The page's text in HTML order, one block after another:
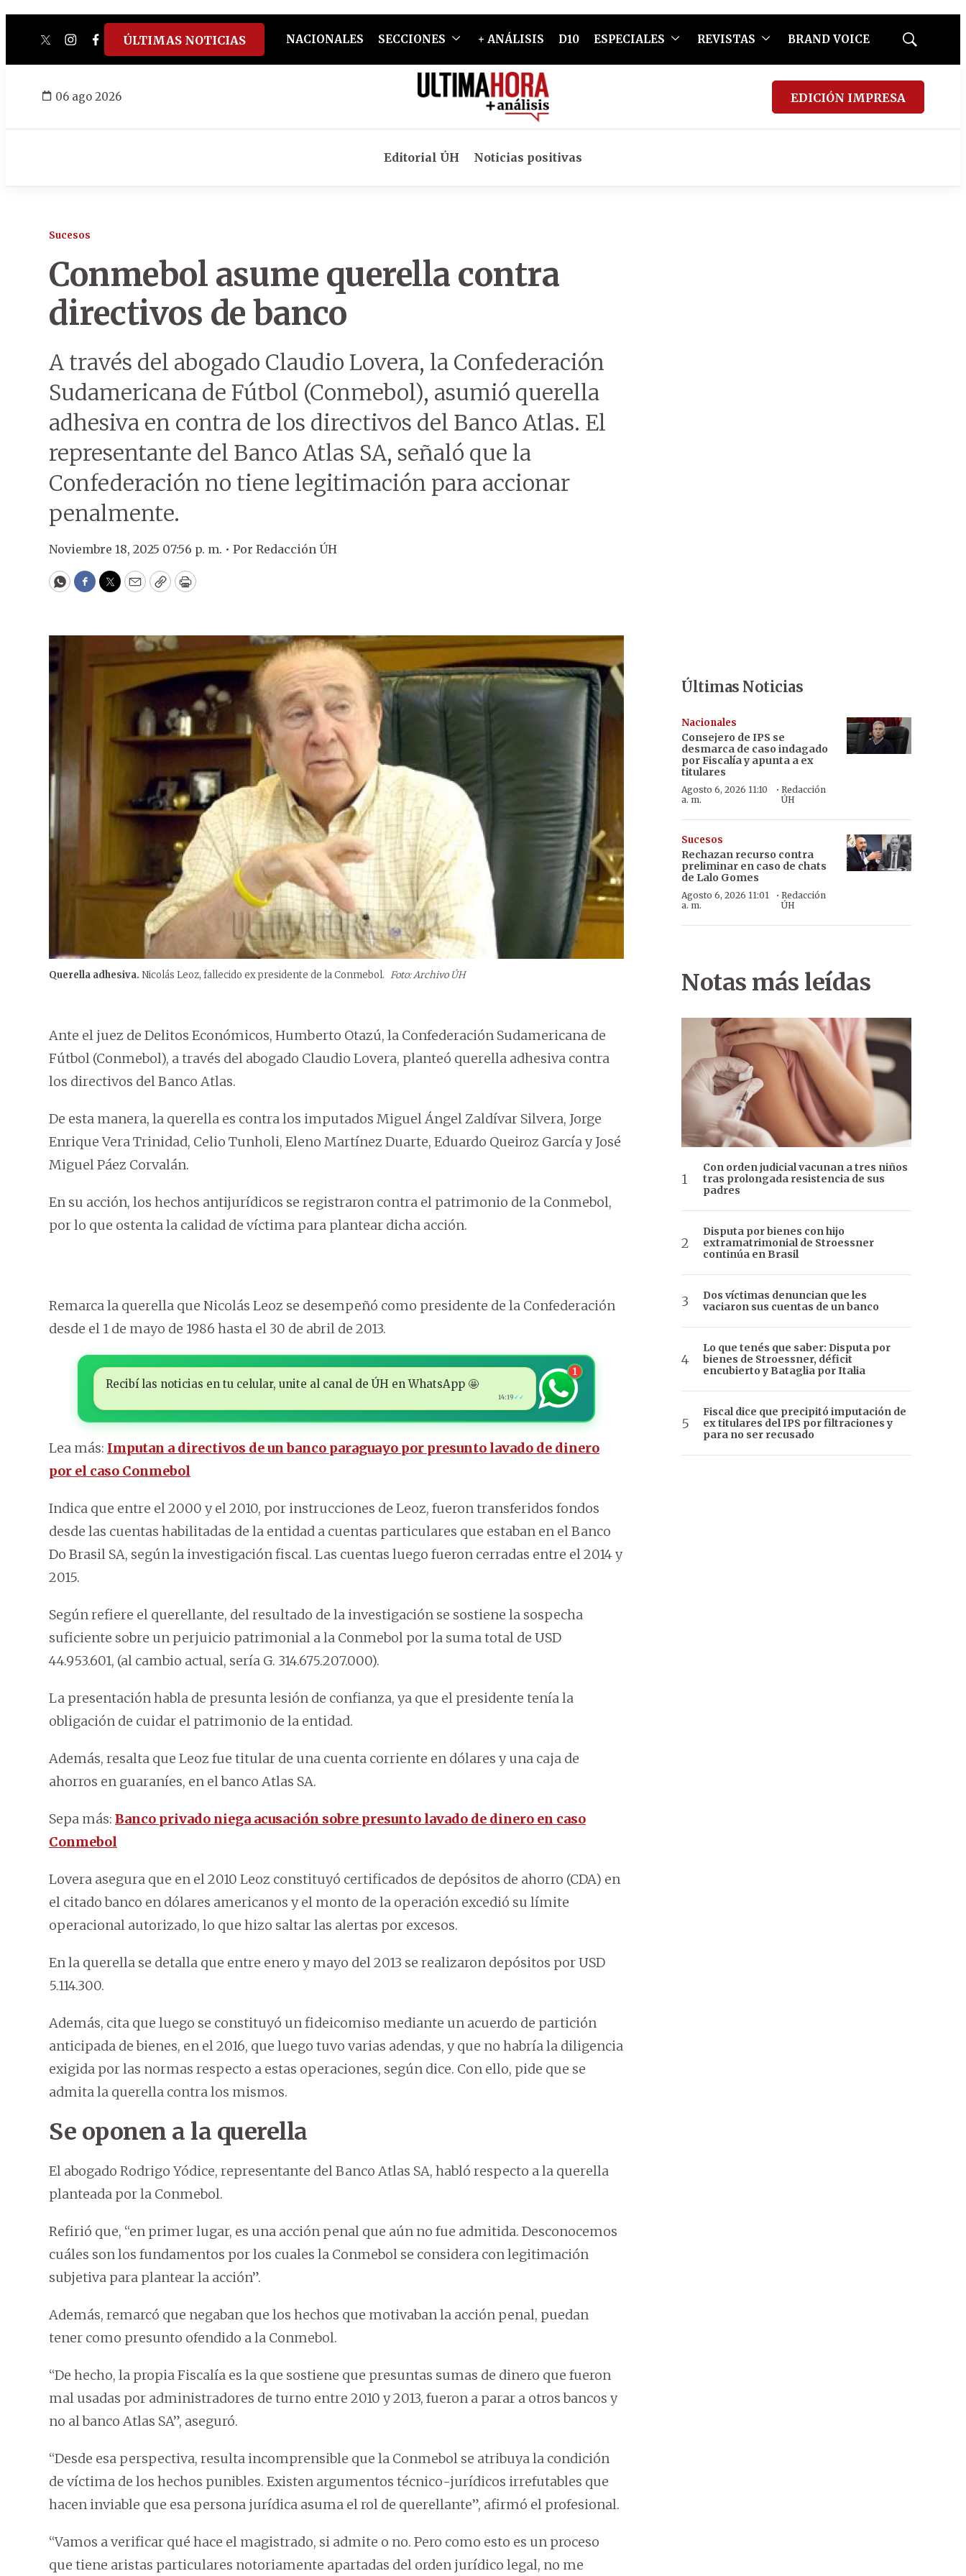
twitterinstagram
facebook
tiktokyoutube
spotify
ÚLTIMAS NOTICIAS NACIONALES SECCIONES + ANÁLISIS D10 ESPECIALES REVISTAS BRAND VOICE
Mostrar
06 ago 2026 EDICIÓN IMPRESA
Editorial ÚH Noticias positivas
Sucesos
Conmebol asume querella contra
directivos de banco
A través del abogado Claudio Lovera, la Confederación
Sudamericana de Fútbol (Conmebol), asumió querella
adhesiva en contra de los directivos del Banco Atlas. El
representante del Banco Atlas SA, señaló que la
Confederación no tiene legitimación para accionar
penalmente.
Noviembre 18, 2025 07:56 p. m. • Por Redacción ÚH
WhatsApp
Facebook
Twitter
EmailCopyPrint
Querella adhesiva. Nicolás Leoz, fallecido ex presidente de la Conmebol. Foto: Archivo ÚH
Ante el juez de Delitos Económicos, Humberto Otazú, la Confederación Sudamericana de
Fútbol (Conmebol), a través del abogado Claudio Lovera, planteó querella adhesiva contra
los directivos del Banco Atlas.
De esta manera, la querella es contra los imputados Miguel Ángel Zaldívar Silvera, Jorge
Enrique Vera Trinidad, Celio Tunholi, Eleno Martínez Duarte, Eduardo Queiroz García y José
Miguel Páez Corvalán.
En su acción, los hechos antijurídicos se registraron contra el patrimonio de la Conmebol,
por lo que ostenta la calidad de víctima para plantear dicha acción.
Remarca la querella que Nicolás Leoz se desempeñó como presidente de la Confederación
desde el 1 de mayo de 1986 hasta el 30 de abril de 2013.
Recibí las noticias en tu celular, unite al canal de ÚH en WhatsApp 🤩
14:19 ✓✓
1
Lea más: Imputan a directivos de un banco paraguayo por presunto lavado de dinero
por el caso Conmebol
Indica que entre el 2000 y el 2010, por instrucciones de Leoz, fueron transferidos fondos
desde las cuentas habilitadas de la entidad a cuentas particulares que estaban en el Banco
Do Brasil SA, según la investigación fiscal. Las cuentas luego fueron cerradas entre el 2014 y
2015.
Según refiere el querellante, del resultado de la investigación se sostiene la sospecha
suficiente sobre un perjuicio patrimonial a la Conmebol por la suma total de USD
44.953.601, (al cambio actual, sería G. 314.675.207.000).
La presentación habla de presunta lesión de confianza, ya que el presidente tenía la
obligación de cuidar el patrimonio de la entidad.
Además, resalta que Leoz fue titular de una cuenta corriente en dólares y una caja de
ahorros en guaraníes, en el banco Atlas SA.
Sepa más: Banco privado niega acusación sobre presunto lavado de dinero en caso
Conmebol
Lovera asegura que en el 2010 Leoz constituyó certificados de depósitos de ahorro (CDA) en
el citado banco en dólares americanos y el monto de la operación excedió su límite
operacional autorizado, lo que hizo saltar las alertas por excesos.
En la querella se detalla que entre enero y mayo del 2013 se realizaron depósitos por USD
5.114.300.
Además, cita que luego se constituyó un fideicomiso mediante un acuerdo de partición
anticipada de bienes, en el 2016, que luego tuvo varias adendas, y que no habría la diligencia
exigida por las normas respecto a estas operaciones, según dice. Con ello, pide que se
admita la querella contra los mismos.
Se oponen a la querella
El abogado Rodrigo Yódice, representante del Banco Atlas SA, habló respecto a la querella
planteada por la Conmebol.
Refirió que, “en primer lugar, es una acción penal que aún no fue admitida. Desconocemos
cuáles son los fundamentos por los cuales la Conmebol se considera con legitimación
subjetiva para plantear la acción”.
Además, remarcó que negaban que los hechos que motivaban la acción penal, puedan
tener como presunto ofendido a la Conmebol.
“De hecho, la propia Fiscalía es la que sostiene que presuntas sumas de dinero que fueron
mal usadas por administradores de turno entre 2010 y 2013, fueron a parar a otros bancos y
no al banco Atlas SA”, aseguró.
“Desde esa perspectiva, resulta incomprensible que la Conmebol se atribuya la condición
de víctima de los hechos punibles. Existen argumentos técnico-jurídicos irrefutables que
hacen inviable que esa persona jurídica asuma el rol de querellante”, afirmó el profesional.
“Vamos a verificar qué hace el magistrado, si admite o no. Pero como esto es un proceso
que tiene aristas particulares notoriamente apartadas del orden jurídico legal, no me
Últimas Noticias
Nacionales
Consejero de IPS se
desmarca de caso indagado
por Fiscalía y apunta a ex
titulares
Agosto 6, 2026 11:10
a. m.
· Redacción
ÚH
Sucesos
Rechazan recurso contra
preliminar en caso de chats
de Lalo Gomes
Agosto 6, 2026 11:01
a. m.
·Redacción
ÚH
Notas más leídas
Con orden judicial vacunan a tres niños
tras prolongada resistencia de sus
padres
Disputa por bienes con hijo
extramatrimonial de Stroessner
continúa en Brasil
Dos víctimas denuncian que les
vaciaron sus cuentas de un banco
Lo que tenés que saber: Disputa por
bienes de Stroessner, déficit
encubierto y Bataglia por Italia
Fiscal dice que precipitó imputación de
ex titulares del IPS por filtraciones y
para no ser recusado